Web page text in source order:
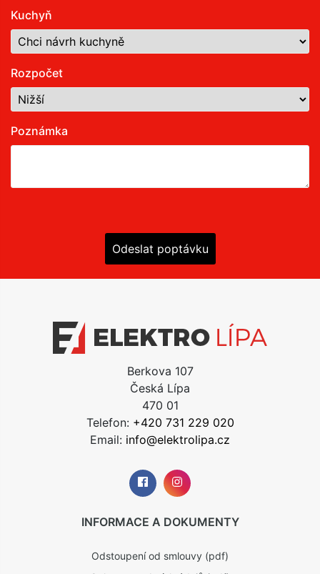
Kuchyň
Rozpočet
Poznámka
Odeslat poptávku
Berkova 107
Česká Lípa
470 01
Telefon: +420 731 229 020
Email: info@elektrolipa.cz
INFORMACE A DOKUMENTY
Odstoupení od smlouvy (pdf)